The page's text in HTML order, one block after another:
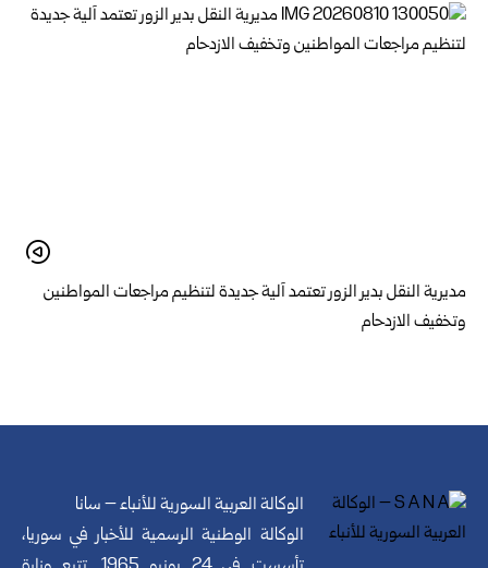
مديرية النقل بدير الزور تعتمد آلية جديدة لتنظيم مراجعات المواطنين
وتخفيف الازدحام
الوكالة العربية السورية للأنباء – سانا
الوكالة الوطنية الرسمية للأخبار في سوريا،